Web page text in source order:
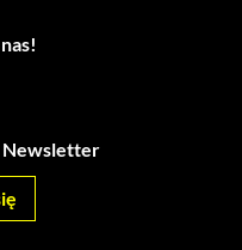
Newsletter